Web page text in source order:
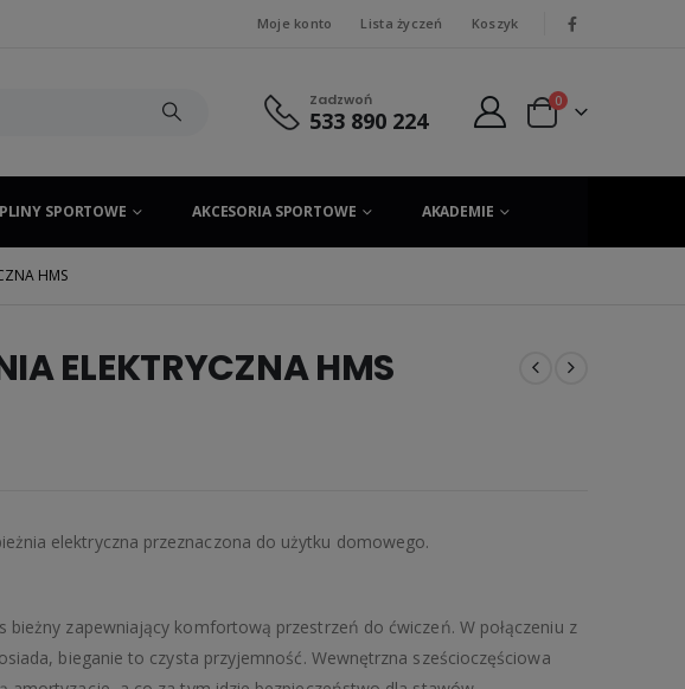
Moje konto Lista życzeń Koszyk
Zadzwoń
533 890 224
0
SPORTOWE AKCESORIA SPORTOWE AKADEMIE
HMS
ELEKTRYCZNA HMS
elektryczna przeznaczona do użytku domowego.
bieżny zapewniający komfortową przestrzeń do ćwiczeń. W połączeniu z
bieganie to czysta przyjemność. Wewnętrzna sześcioczęściowa